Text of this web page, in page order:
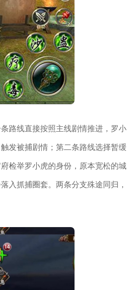
路线直接按照主线剧情推进，罗小
发被捕剧情；第二条路线选择暂缓
检举罗小虎的身份，原本宽松的城
入抓捕圈套。两条分支殊途同归，